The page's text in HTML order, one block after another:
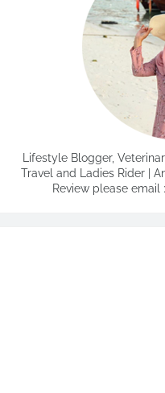
Lifestyle Blogger,
Travel and Ladies Rider |
Review please email